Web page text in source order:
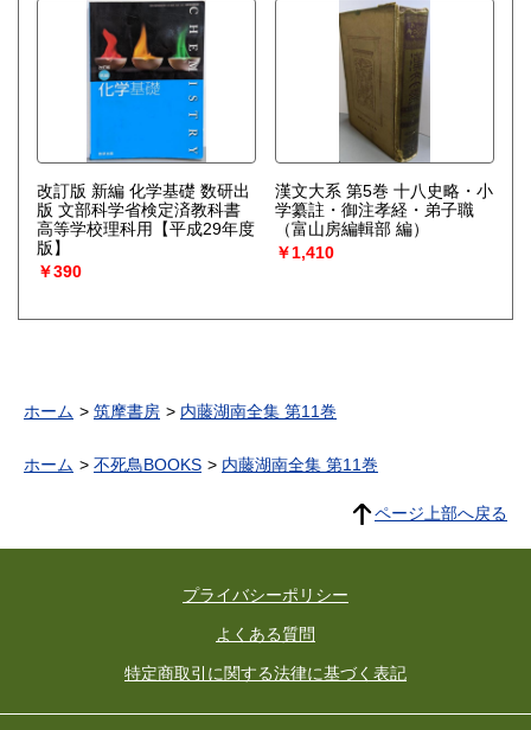
改訂版 新編 化学基礎 数研出
版 文部科学省検定済教科書
高等学校理科用【平成29年度
版】
￥390
漢文大系 第5巻 十八史略・小
学纂註・御注孝経・弟子職
（富山房編輯部 編）
￥1,410
ホーム 筑摩書房 内藤湖南全集 第11巻
ホーム 不死鳥BOOKS 内藤湖南全集 第11巻
ページ上部へ戻る
プライバシーポリシー
よくある質問
特定商取引に関する法律に基づく表記